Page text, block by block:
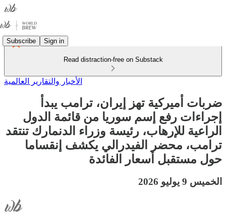
Subscribe Sign in
Read distraction-free on Substack
الأخبار والتقارير العالمية
ضربات أميركية تهز إيران، ترامب يبدأ
إجراءات رفع إسم سوريا من قائمة الدول
الراعية للإرهاب، رئيسة وزراء الدنمارك تنتقد
ترامب، محضر الفيدرالي يكشف إنقساما
حول مستقبل أسعار الفائدة
الخميس 9 يوليو 2026